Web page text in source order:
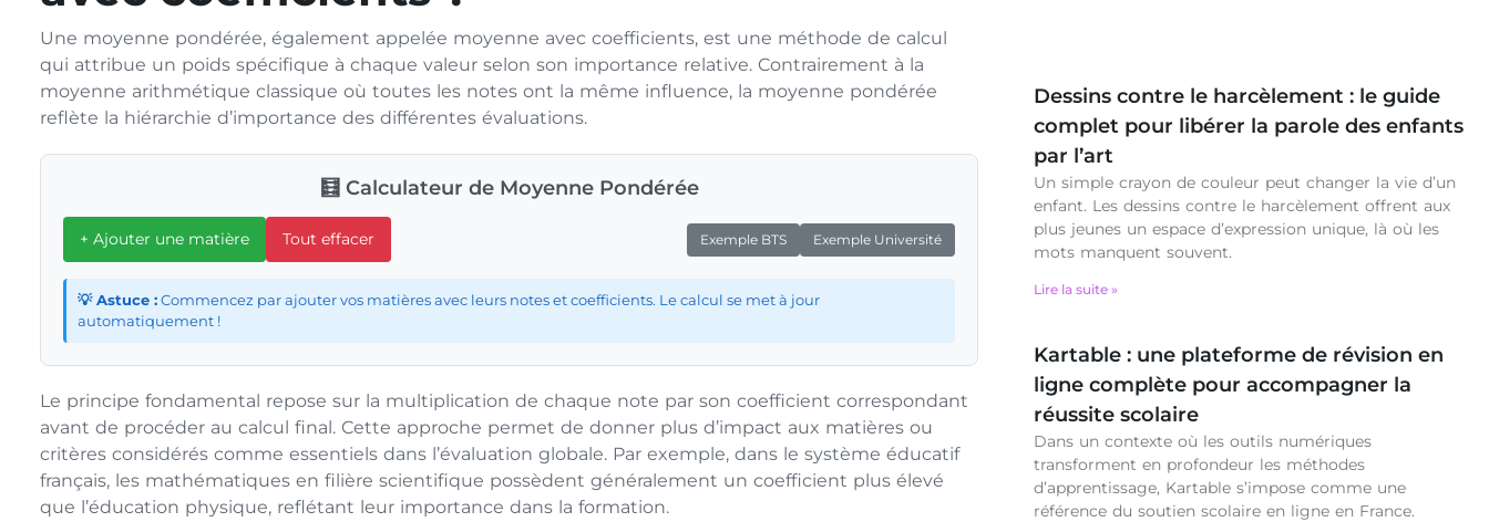
Dessins contre le harcèlement : le guide
complet pour libérer la parole des enfants
par l’art
Un simple crayon de couleur peut changer la vie d’un
enfant. Les dessins contre le harcèlement offrent aux
plus jeunes un espace d’expression unique, là où les
mots manquent souvent.
Lire la suite »
Kartable : une plateforme de révision en
ligne complète pour accompagner la
réussite scolaire
Dans un contexte où les outils numériques
transforment en profondeur les méthodes
d’apprentissage, Kartable s’impose comme une
référence du soutien scolaire en ligne en France.
Une moyenne pondérée, également appelée moyenne avec coefficients, est une méthode de calcul
qui attribue un poids spécifique à chaque valeur selon son importance relative. Contrairement à la
moyenne arithmétique classique où toutes les notes ont la même influence, la moyenne pondérée
reflète la hiérarchie d’importance des différentes évaluations.
🧮 Calculateur de Moyenne Pondérée
+ Ajouter une matière Tout effacer Exemple BTS Exemple Université
💡 Astuce :Commencez par ajouter vos matières avec leurs notes et coefficients. Le calcul se met à jour
automatiquement !
Le principe fondamental repose sur la multiplication de chaque note par son coefficient correspondant
avant de procéder au calcul final. Cette approche permet de donner plus d’impact aux matières ou
critères considérés comme essentiels dans l’évaluation globale. Par exemple, dans le système éducatif
français, les mathématiques en filière scientifique possèdent généralement un coefficient plus élevé
que l’éducation physique, reflétant leur importance dans la formation.